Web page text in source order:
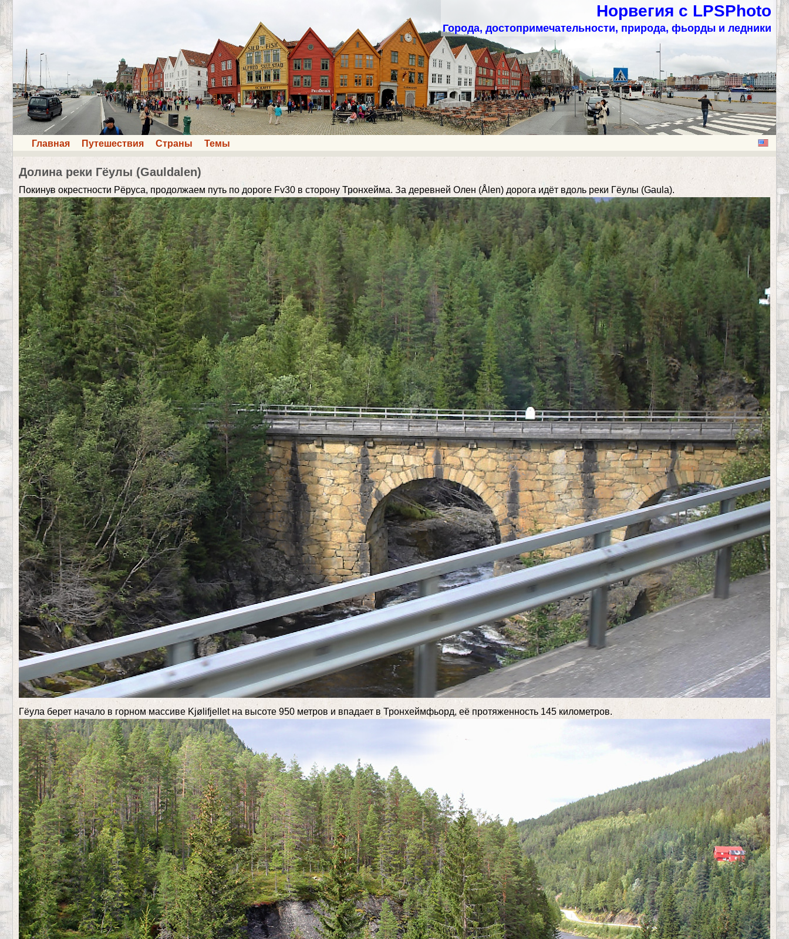
Норвегия с LPSPhoto
Города, достопримечательности, природа, фьорды и ледники
Главная Путешествия Страны Темы
Долина реки Гёулы (Gauldalen)
Покинув окрестности Рёруса, продолжаем путь по дороге Fv30 в сторону Тронхейма. За деревней Олен (Ålen) дорога идёт вдоль реки Гёулы (Gaula).
Гёула берет начало в горном массиве Kjølifjellet на высоте 950 метров и впадает в Тронхеймфьорд, её протяженность 145 километров.